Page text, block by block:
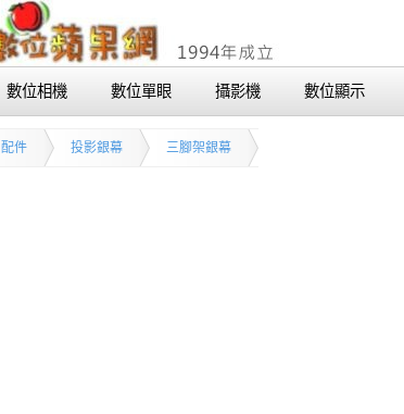
數位相機 數位單眼 攝影機 數位顯示
配件 投影銀幕 三腳架銀幕